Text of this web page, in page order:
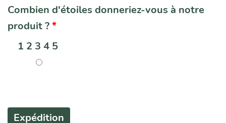
Combien d'étoiles donneriez-vous à notre
produit ?*
1 2 3 4 5